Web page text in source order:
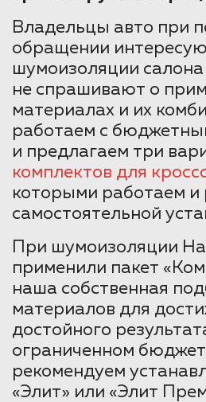
Владельцы авто при
обращении
шумоизоляции
не спрашивают о
материалах и их
работаем с
и предлагаем три
комплектов для
которыми работаем и
самостоятельной
При шумоизоляции
применили пакет
наша собственная
материалов для
достойного
ограниченном
рекомендуем
«Элит» или «Элит